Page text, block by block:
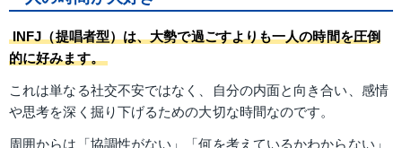
INFJ（提唱者型）は、大勢で過ごすよりも一人の時間を圧倒
的に好みます。
これは単なる社交不安ではなく、自分の内面と向き合い、感情
や思考を深く掘り下げるための大切な時間なのです。
周囲からは「協調性がない」「何を考えているかわからない」